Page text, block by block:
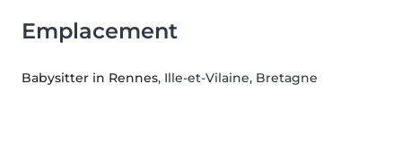
Emplacement
Babysitter in Rennes, Ille-et-Vilaine, Bretagne